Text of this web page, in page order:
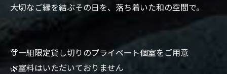
大切なご縁を結ぶその日を、落ち着いた和の空間で。
👘一組限定貸し切りのプライベート個室をご用意
🌿室料はいただいておりません